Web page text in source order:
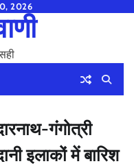
2026
गंगोत्री
इलाकों में बारिश